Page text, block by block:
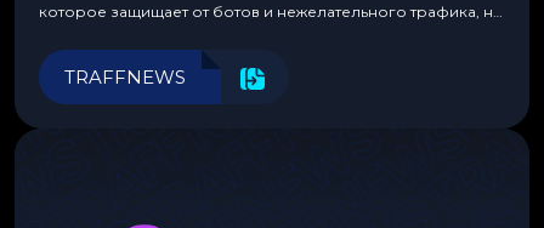
которое защищает от ботов и нежелательного трафика, не
программирования.
TRAFFNEWS